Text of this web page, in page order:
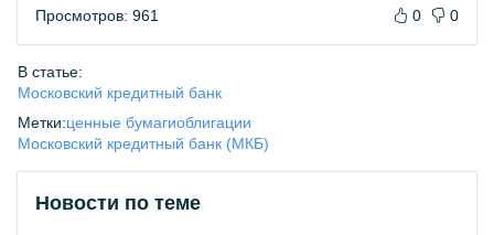
Просмотров: 961 0 0
В статье:
Московский кредитный банк
Метки:ценные бумагиоблигации
Московский кредитный банк (МКБ)
Новости по теме